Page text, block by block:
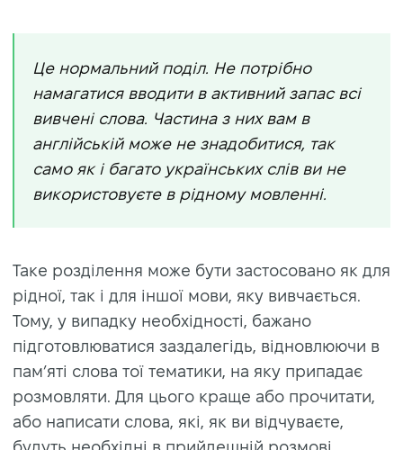
Це нормальний поділ. Не потрібно
намагатися вводити в активний запас всі
вивчені слова. Частина з них вам в
англійській може не знадобитися, так
само як і багато українських слів ви не
використовуєте в рідному мовленні.
Таке розділення може бути застосовано як для
рідної, так і для іншої мови, яку вивчається.
Тому, у випадку необхідності, бажано
підготовлюватися заздалегідь, відновлюючи в
пам’яті слова тої тематики, на яку припадає
розмовляти. Для цього краще або прочитати,
або написати слова, які, як ви відчуваєте,